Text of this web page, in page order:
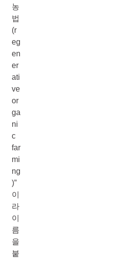
농
법
(r
eg
en
er
ati
ve
or
ga
ni
c
far
mi
ng
)”
이
라
이
름
을
붙